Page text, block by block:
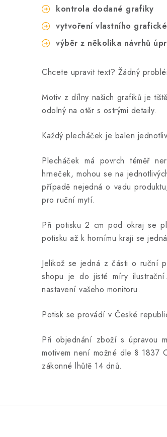
kontrola dodané grafiky
vytvoření vlastního
výběr z několika návrhů
Chcete upravit text? Žádný
Motiv z dílny našich grafiků je
odolný na otěr s ostrými detaily.
Každý plecháček je balen
Plecháček má povrch téměř
hrneček, mohou se na
případě nejedná o vadu
pro ruční mytí.
Při potisku 2 cm pod okraj se
potisku až k hornímu kraji se
Jelikož se jedná z části o ruční
shopu je do jisté míry
nastavení vašeho monitoru.
Potisk se provádí v České
Při objednání zboží s úpravou
motivem není možné dle § 1837
zákonné lhůtě 14 dnů.